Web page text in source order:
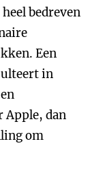
bedreven
Een
in
Apple, dan
om